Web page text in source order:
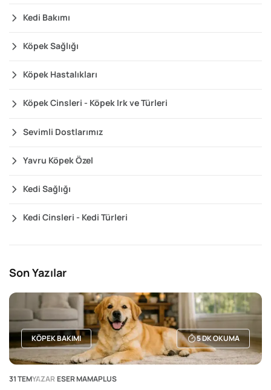
Kedi Bakımı
Köpek Sağlığı
Köpek Hastalıkları
Köpek Cinsleri - Köpek Irk ve Türleri
Sevimli Dostlarımız
Yavru Köpek Özel
Kedi Sağlığı
Kedi Cinsleri - Kedi Türleri
Son Yazılar
KÖPEK BAKIMI 5DK OKUMA
31 TEMYAZAR ESER MAMAPLUS